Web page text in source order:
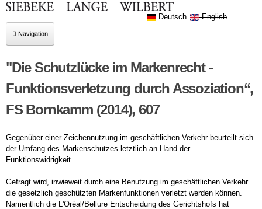
Deutsch English
Navigation
Markenrecht
AGB-Recht
Wettbewerbsrecht
Vertriebsrecht
Vertragsrecht
"Die Schutzlücke im Markenrecht -
Funktionsverletzung durch Assoziation“,
FS Bornkamm (2014), 607
Gegenüber einer Zeichennutzung im geschäftlichen Verkehr beurteilt sich
der Umfang des Markenschutzes letztlich an Hand der
Funktionswidrigkeit.
Gefragt wird, inwieweit durch eine Benutzung im geschäftlichen Verkehr
die gesetzlich geschützten Markenfunktionen verletzt werden können.
Namentlich die L'Oréal/Bellure Entscheidung des Gerichtshofs hat